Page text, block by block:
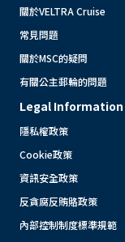
關於VELTRA Cruise
常見問題
關於MSC的疑問
有關公主郵輪的問題
Legal Information
隱私權政策
Cookie政策
資訊安全政策
反貪腐反賄賂政策
內部控制制度標準規範